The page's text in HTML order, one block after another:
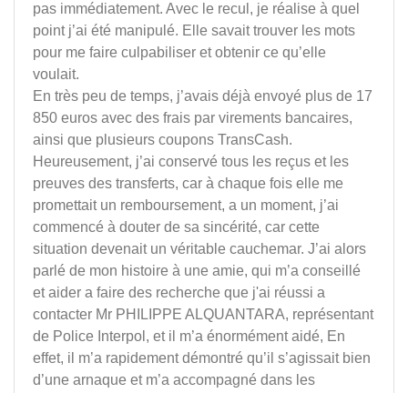
pas immédiatement. Avec le recul, je réalise à quel
point j’ai été manipulé. Elle savait trouver les mots
pour me faire culpabiliser et obtenir ce qu’elle
voulait.
En très peu de temps, j’avais déjà envoyé plus de 17
850 euros avec des frais par virements bancaires,
ainsi que plusieurs coupons TransCash.
Heureusement, j’ai conservé tous les reçus et les
preuves des transferts, car à chaque fois elle me
promettait un remboursement, a un moment, j’ai
commencé à douter de sa sincérité, car cette
situation devenait un véritable cauchemar. J’ai alors
parlé de mon histoire à une amie, qui m’a conseillé
et aider a faire des recherche que j'ai réussi a
contacter Mr PHILIPPE ALQUANTARA, représentant
de Police Interpol, et il m’a énormément aidé, En
effet, il m’a rapidement démontré qu’il s’agissait bien
d’une arnaque et m’a accompagné dans les